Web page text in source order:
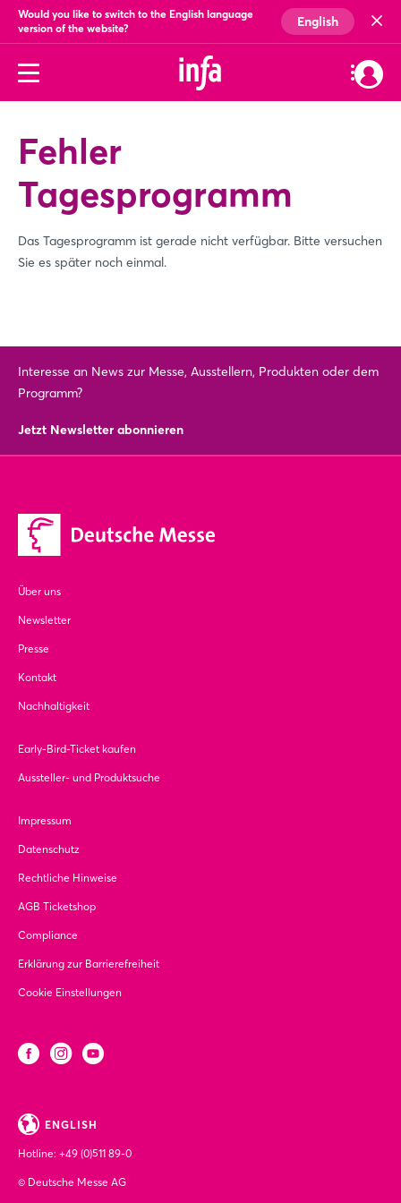
Would you like to switch to the English language
version of the website?
English
Fehler
Tagesprogramm
Das Tagesprogramm ist gerade nicht verfügbar. Bitte versuchen
Sie es später noch einmal.
Interesse an News zur Messe, Ausstellern, Produkten oder dem
Programm?
Jetzt Newsletter abonnieren
Über uns
Newsletter
Presse
Kontakt
Nachhaltigkeit
Early-Bird-Ticket kaufen
Aussteller- und Produktsuche
Impressum
Datenschutz
Rechtliche Hinweise
AGB Ticketshop
Compliance
Erklärung zur Barrierefreiheit
Cookie Einstellungen
ENGLISH
Hotline: +49 (0)511 89-0
© Deutsche Messe AG
Login